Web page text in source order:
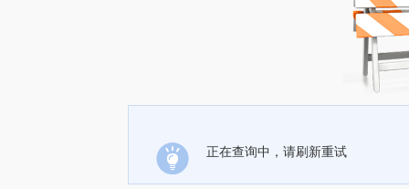
正在查询中，请刷新重试